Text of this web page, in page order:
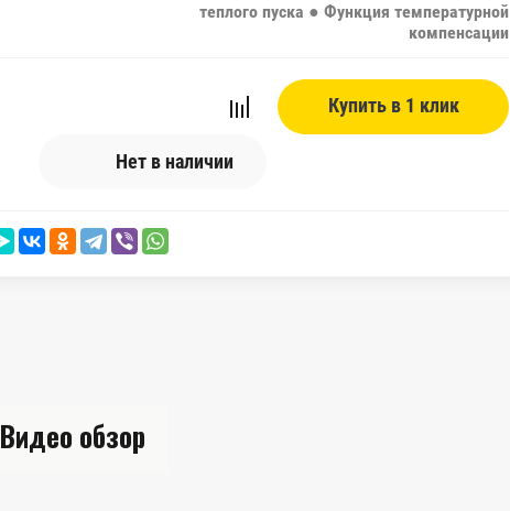
теплого пуска ● Функция температурной
компенсации
Нет в наличии
Купить в 1 клик
Видео обзор